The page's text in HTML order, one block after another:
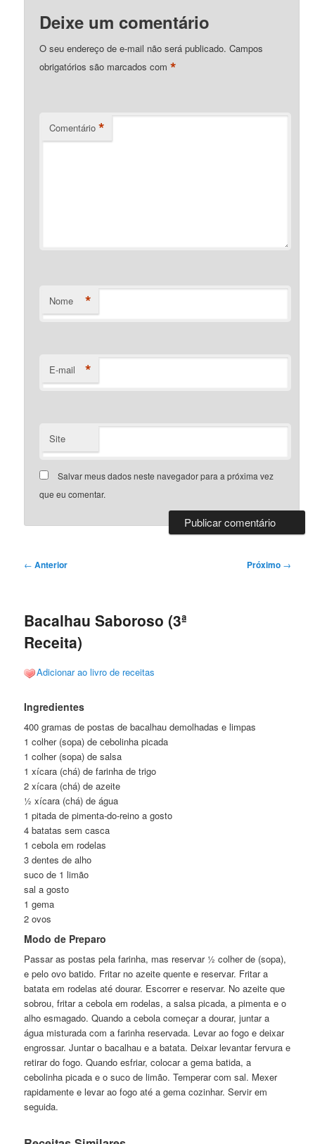
Deixe um comentário
O seu endereço de e-mail não será publicado. Campos
obrigatórios são marcados com*
Comentário *
Nome *
E-mail *
Site
Salvar meus dados neste navegador para a próxima vez
que eu comentar.
Navegação
← Anterior Próximo →
Bacalhau Saboroso (3ª
Receita)
Adicionar ao livro de receitas
Ingredientes
400 gramas de postas de bacalhau demolhadas e limpas
1 colher (sopa) de cebolinha picada
1 colher (sopa) de salsa
1 xícara (chá) de farinha de trigo
2 xícara (chá) de azeite
½ xícara (chá) de água
1 pitada de pimenta-do-reino a gosto
4 batatas sem casca
1 cebola em rodelas
3 dentes de alho
suco de 1 limão
sal a gosto
1 gema
2 ovos
Modo de Preparo
Passar as postas pela farinha, mas reservar ½ colher de (sopa),
e pelo ovo batido. Fritar no azeite quente e reservar. Fritar a
batata em rodelas até dourar. Escorrer e reservar. No azeite que
sobrou, fritar a cebola em rodelas, a salsa picada, a pimenta e o
alho esmagado. Quando a cebola começar a dourar, juntar a
água misturada com a farinha reservada. Levar ao fogo e deixar
engrossar. Juntar o bacalhau e a batata. Deixar levantar fervura e
retirar do fogo. Quando esfriar, colocar a gema batida, a
cebolinha picada e o suco de limão. Temperar com sal. Mexer
rapidamente e levar ao fogo até a gema cozinhar. Servir em
seguida.